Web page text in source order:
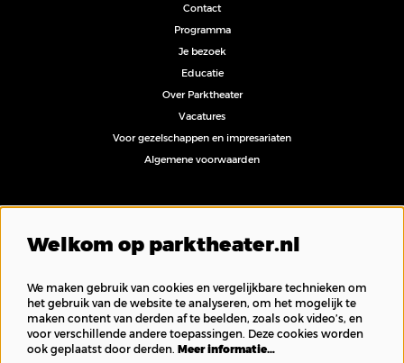
Contact
Programma
Je bezoek
Educatie
Over Parktheater
Vacatures
Voor gezelschappen en impresariaten
Algemene voorwaarden
Inschrijven nieuwsbrief
Welkom op parktheater.nl
We maken gebruik van cookies en vergelijkbare technieken om
het gebruik van de website te analyseren, om het mogelijk te
maken content van derden af te beelden, zoals ook video’s, en
voor verschillende andere toepassingen. Deze cookies worden
ook geplaatst door derden. Meer informatie…